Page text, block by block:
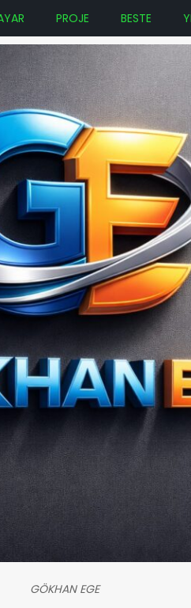
PROJE BESTE
GÖKHAN EGE